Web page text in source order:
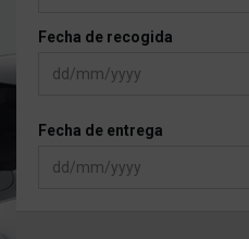
Fecha de recogida
Fecha de entrega